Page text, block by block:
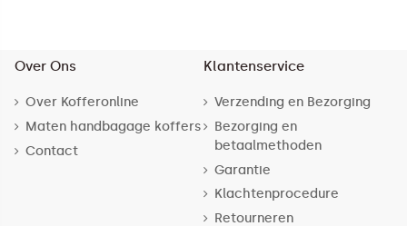
Over Ons
Over Kofferonline
Maten handbagage koffers
Contact
Klantenservice
Verzending en Bezorging
Bezorging en
betaalmethoden
Garantie
Klachtenprocedure
Retourneren